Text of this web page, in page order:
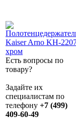
Есть вопросы по
товару?
Задайте их
специалистам по
телефону +7 (499)
409-60-49